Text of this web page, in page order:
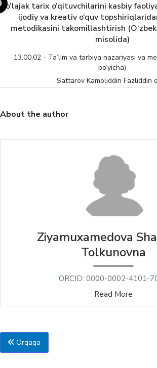
tayyorlashda
tarixi fani
(sohalar
Til –
13.00.02 - Ta’lim va
Gulyamova
About the author
Ziyamuxamedova
Tolkunovna
ORCID: 0000-0002-4101-
Read More
Orqaga